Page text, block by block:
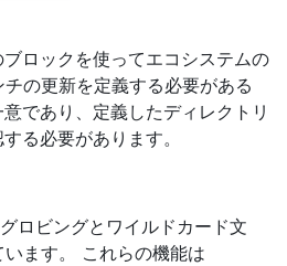
ロックを使ってエコシステムの
の更新を定義する必要がある
であり、定義したディレクトリ
る必要があります。
ロビングとワイルドカード文
います。 これらの機能は